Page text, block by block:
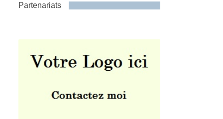
Partenariats